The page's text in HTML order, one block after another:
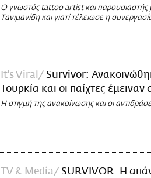
Ο γνωστός tattoo artist και παρουσιαστής
Τανιμανίδη και γιατί τέλειωσε η
It's Viral
Survivor:
Τουρκία και οι παίχτες έμειναν
H στιγμή της ανακοίνωσης και οι
TV & Media
SURVIVOR: Η